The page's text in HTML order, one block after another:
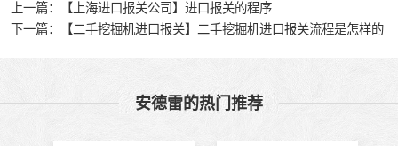
上一篇：
【上海进口报关公司】进口报关的程序
下一篇：
【二手挖掘机进口报关】二手挖掘机进口报关流程是怎样的
安德雷的热门推荐
危化品进口